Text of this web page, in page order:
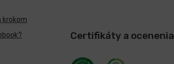
krokom
Certifikáty a ocenenia